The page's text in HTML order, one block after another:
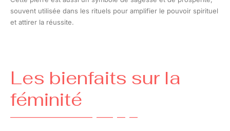
souvent utilisée dans les rituels pour amplifier le pouvoir spirituel
et attirer la réussite.
Les bienfaits sur la
féminité